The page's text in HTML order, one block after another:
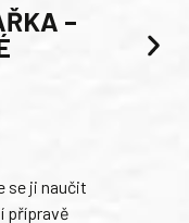
–
se ji naučit
přípravě